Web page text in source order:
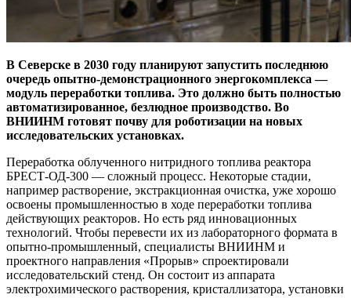
В Северске в 2030 году планируют запустить последнюю
очередь опытно-демонстрационного энергокомплекса — ​
модуль переработки топлива. Это должно быть полностью
автоматизированное, безлюдное производство. Во
ВНИИНМ готовят почву для роботизации на новых
исследовательских установках.
Переработка облученного нитридного топлива реактора
БРЕСТ-ОД‑300 — ​сложный процесс. Некоторые стадии,
например растворение, экстракционная очистка, уже хорошо
освоены промышленностью в ходе переработки топлива
действующих реакторов. Но есть ряд инновационных
технологий. Чтобы перевести их из лабораторного формата в
опытно-промышленный, специалисты ВНИИНМ и
проектного направления «Прорыв» спроектировали
исследовательский стенд. Он состоит из аппарата
электрохимического растворения, кристаллизатора, установки